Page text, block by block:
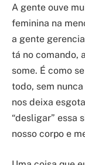
A gente ouve
feminina na
a gente
tá no comando,
some. É como
todo, sem
nos deixa
“desligar” essa
nosso corpo e